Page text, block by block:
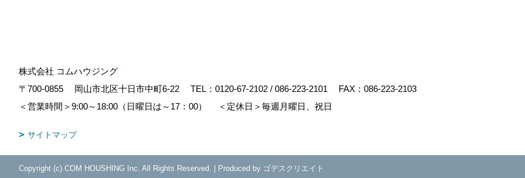
株式会社 コムハウジング
〒700-0855
岡山市北区十日市中町6-22 TEL： 0120-67-2102 / 086-223-2101
FAX：086-223-2103
＜営業時間＞9:00～18:00（日曜日は～17：00）
＜定休日＞毎週月曜日、祝日
サイトマップ
Copyright (c) COM HOUSHING Inc. All Rights Reserved. | Produced by ゴデスクリエイト